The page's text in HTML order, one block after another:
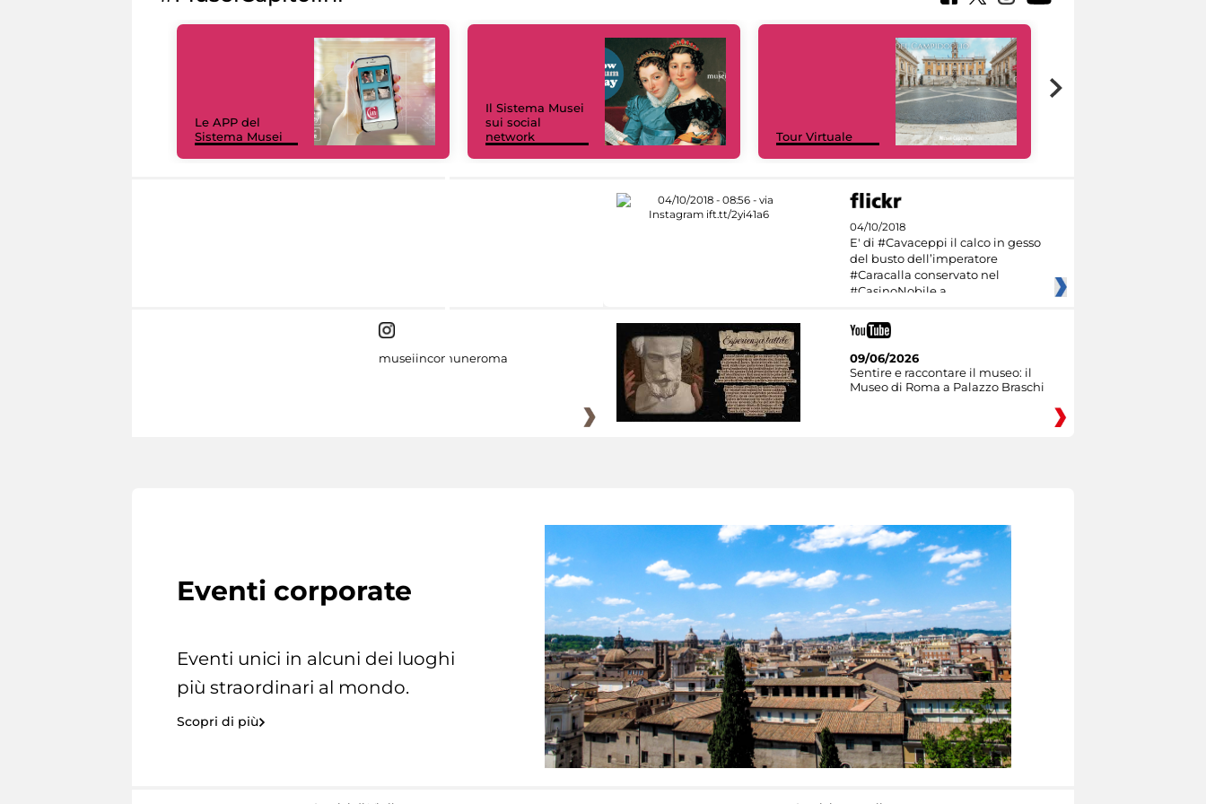
Le APP del
Sistema Musei
Il Sistema Musei
sui social
network
Tour Virtuale
04/10/2018
E' di #Cavaceppi il calco in gesso
del busto dell’imperatore
#Caracalla conservato nel
#CasinoNobile a
museiincomuneroma
09/06/2026
Sentire e raccontare il museo: il
Museo di Roma a Palazzo Braschi
Eventi corporate
Eventi unici in alcuni dei luoghi
più straordinari al mondo.
Scopri di più